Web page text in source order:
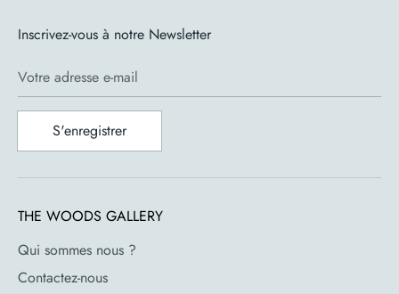
mouillé » dans laquelle il illustre de nombreux animaux de
manière abstraite. Sa devise est : « Faites-le, sans trop
réfléchir ». Ses illustrations sont visibles sur des mugs, des
tentures murales et des imprimés, mais grâce à des
collaborations avec diverses maisons de couture, telles que
Maison Kitsuné Paris, Moncler et Hermès, vous pouvez
désormais également retrouver son travail sur les textiles.
Inscrivez-vous à notre Newsletter
Votre adresse e-mail
S'enregistrer
THE WOODS GALLERY
Qui sommes nous ?
Contactez-nous